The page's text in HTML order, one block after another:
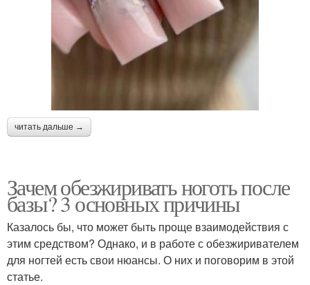
читать дальше →
Зачем обезжиривать ноготь после
базы? 3 основных причины
Казалось бы, что может быть проще взаимодействия с
этим средством? Однако, и в работе с обезжиривателем
для ногтей есть свои нюансы. О них и поговорим в этой
статье.